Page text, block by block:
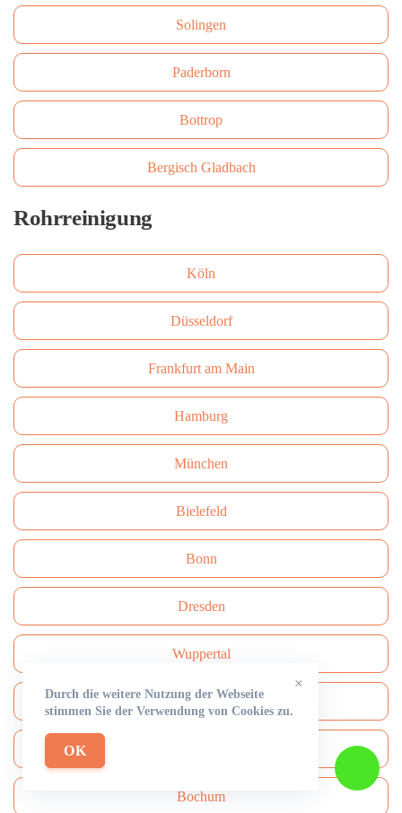
Solingen
Paderborn
Bottrop
Bergisch Gladbach
Rohrreinigung
Köln
Düsseldorf
Frankfurt am Main
Hamburg
München
Bielefeld
Bonn
Dresden
Wuppertal
Nürnberg
Bochum
×
Durch die weitere Nutzung der Webseite
stimmen Sie der Verwendung von Cookies zu.
OK